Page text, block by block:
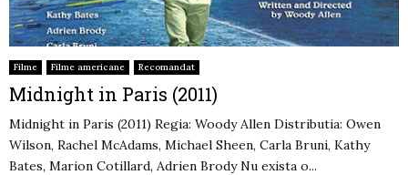
Filme Filme americane Recomandat
Midnight in Paris (2011)
Midnight in Paris (2011) Regia: Woody Allen Distributia: Owen
Wilson, Rachel McAdams, Michael Sheen, Carla Bruni, Kathy
Bates, Marion Cotillard, Adrien Brody Nu exista o...